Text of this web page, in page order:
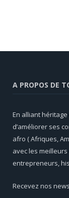
A PROPOS DE
En alliant
d’améliorer ses
afro ( Afriques,
avec les
entrepreneurs,
Recevez nos